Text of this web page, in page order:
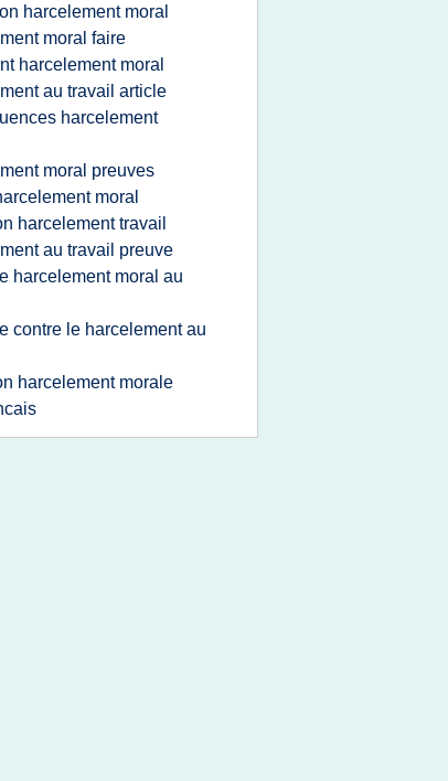
harcelement moral
moral faire
harcelement moral
au travail article
harcelement
moral preuves
moral
harcelement travail
au travail preuve
harcelement moral au
contre le harcelement au
harcelement morale